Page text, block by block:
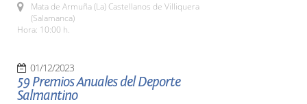
Mata de Armuña (La) Castellanos de Villiquera
(Salamanca)
Hora: 10:00 h.
01/12/2023
59 Premios Anuales del Deporte
Salmantino